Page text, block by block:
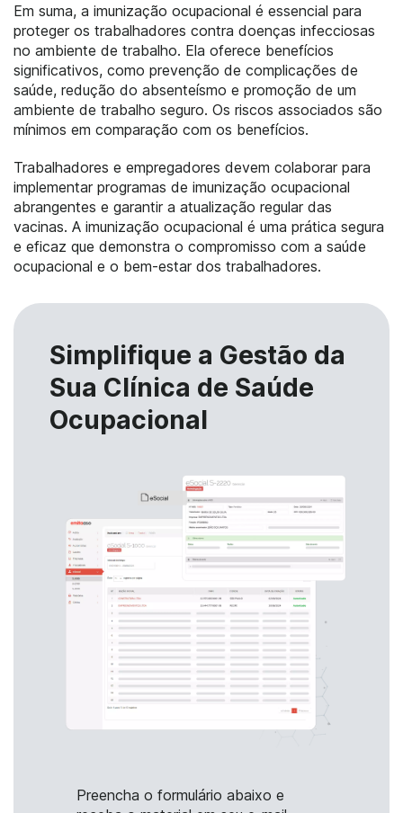
Em suma, a imunização ocupacional é essencial para
proteger os trabalhadores contra doenças infecciosas
no ambiente de trabalho. Ela oferece benefícios
significativos, como prevenção de complicações de
saúde, redução do absenteísmo e promoção de um
ambiente de trabalho seguro. Os riscos associados são
mínimos em comparação com os benefícios.
Trabalhadores e empregadores devem colaborar para
implementar programas de imunização ocupacional
abrangentes e garantir a atualização regular das
vacinas. A imunização ocupacional é uma prática segura
e eficaz que demonstra o compromisso com a saúde
ocupacional e o bem-estar dos trabalhadores.
Simplifique a Gestão da
Sua Clínica de Saúde
Ocupacional
Preencha o formulário abaixo e